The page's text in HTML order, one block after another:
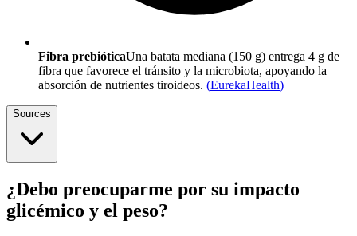
Fibra prebióticaUna batata mediana (150 g) entrega 4 g de
fibra que favorece el tránsito y la microbiota, apoyando la
absorción de nutrientes tiroideos. (EurekaHealth)
Sources
¿Debo preocuparme por su impacto
glicémico y el peso?